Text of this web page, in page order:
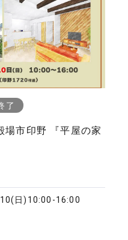
了
市印野 『平屋の家
日) 10:00-16:00